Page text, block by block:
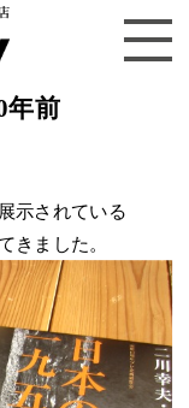
年前
示されている
きました。